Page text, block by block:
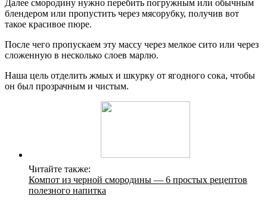
Далее смородину нужно перебить погружным или обычным
блендером или пропустить через мясорубку, получив вот
такое красивое пюре.
После чего пропускаем эту массу через мелкое сито или через
сложенную в несколько слоев марлю.
Наша цель отделить жмых и шкурку от ягодного сока, чтобы
он был прозрачным и чистым.
Читайте также:
Компот из черной смородины — 6 простых рецептов
полезного напитка